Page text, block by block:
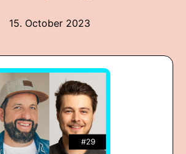
15. October 2023